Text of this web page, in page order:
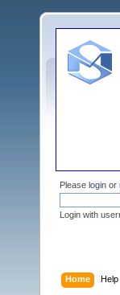
Please login or
Login with
Home Help